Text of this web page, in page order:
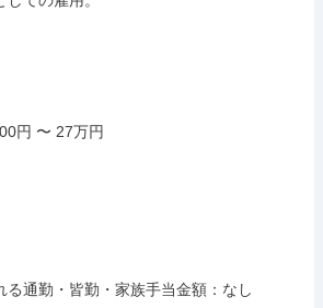
円 〜 27万円
る通勤・皆勤・家族手当金額：なし